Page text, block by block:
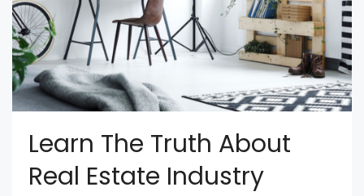
Learn The Truth About
Real Estate Industry